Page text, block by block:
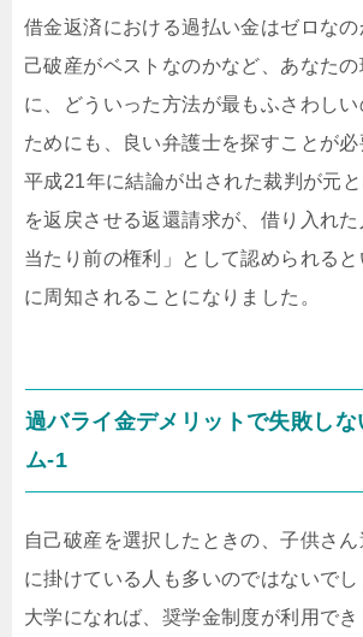
借金返済における過払い金はゼロな
己破産がベストなのかなど、あなた
に、どういった方法が最もふさわし
ためにも、良い弁護士を探すことが必
平成21年に結論が出された裁判が元
を返戻させる返還請求が、借り入れた
当たり前の権利」として認められる
に周知されることになりました。
過バライ金デメリットで失敗しな
ム-1
自己破産を選択したときの、子供さ
に掛けている人も多いのではないで
大学になれば、奨学金制度が利用で